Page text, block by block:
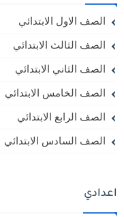
الصف الاول الابتدائي
الصف الثالث الابتدائي
الصف الثاني الابتدائي
الصف الخامس الابتدائي
الصف الرابع الابتدائي
الصف السادس الابتدائي
اعدادي